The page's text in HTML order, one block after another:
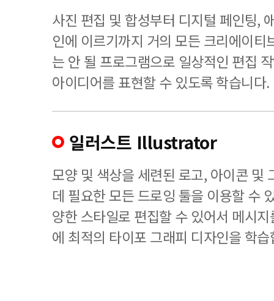
사진 편집 및 합성부터 디지털 페인팅,
인에 이르기까지 거의 모든 크리에이티
는 안 될 프로그램으로 일상적인 편집
아이디어를 표현할 수 있도록 학습니다.
일러스트 Illustrator
모양 및 색상을 세련된 로고, 아이콘 및
데 필요한 모든 드로잉 툴을 이용할 수
양한 스타일로 편집할 수 있어서 메시
에 최적의 타이포 그래피 디자인을 학